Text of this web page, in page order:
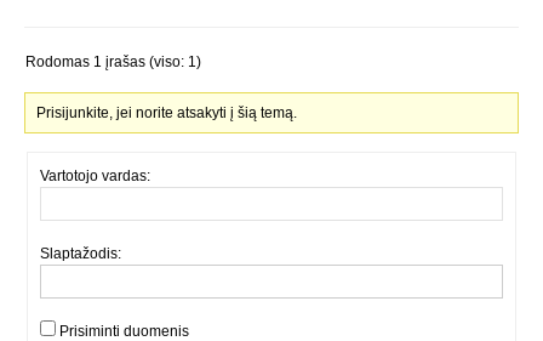
Rodomas 1 įrašas (viso: 1)
Prisijunkite, jei norite atsakyti į šią temą.
Vartotojo vardas:
Slaptažodis:
Prisiminti duomenis